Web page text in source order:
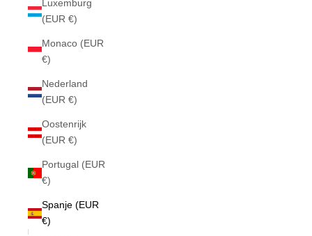
Luxemburg
(EUR €)
Monaco (EUR
€)
Nederland
(EUR €)
Oostenrijk
(EUR €)
Portugal (EUR
€)
Spanje (EUR
€)